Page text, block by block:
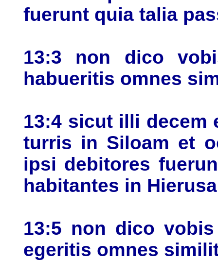
fuerunt quia talia
13:3 non dico
habueritis omnes
13:4 sicut illi decem
turris in Siloam et
ipsi debitores
habitantes in
13:5 non dico
egeritis omnes